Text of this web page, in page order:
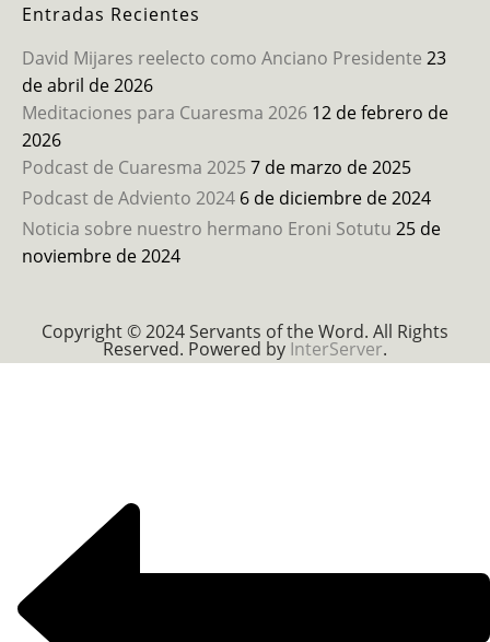
Entradas Recientes
David Mijares reelecto como Anciano Presidente 23
de abril de 2026
Meditaciones para Cuaresma 2026 12 de febrero de
2026
Podcast de Cuaresma 2025 7 de marzo de 2025
Podcast de Adviento 2024 6 de diciembre de 2024
Noticia sobre nuestro hermano Eroni Sotutu 25 de
noviembre de 2024
Copyright © 2024 Servants of the Word. All Rights
Reserved. Powered by InterServer.